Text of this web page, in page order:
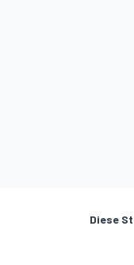
Diese